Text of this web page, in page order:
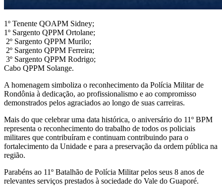
1º Tenente QOAPM Sidney;
1º Sargento QPPM Ortolane;
2º Sargento QPPM Murilo;
2º Sargento QPPM Ferreira;
3º Sargento QPPM Rodrigo;
Cabo QPPM Solange.
A homenagem simboliza o reconhecimento da Polícia Militar de
Rondônia à dedicação, ao profissionalismo e ao compromisso
demonstrados pelos agraciados ao longo de suas carreiras.
Mais do que celebrar uma data histórica, o aniversário do 11º BPM
representa o reconhecimento do trabalho de todos os policiais
militares que contribuíram e continuam contribuindo para o
fortalecimento da Unidade e para a preservação da ordem pública na
região.
Parabéns ao 11º Batalhão de Polícia Militar pelos seus 8 anos de
relevantes serviços prestados à sociedade do Vale do Guaporé.